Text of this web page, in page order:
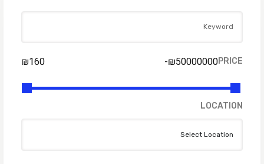
PRICE
₪160 -₪50000000
LOCATION